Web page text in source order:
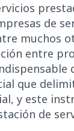
de
muchos
entre
que
y este
de